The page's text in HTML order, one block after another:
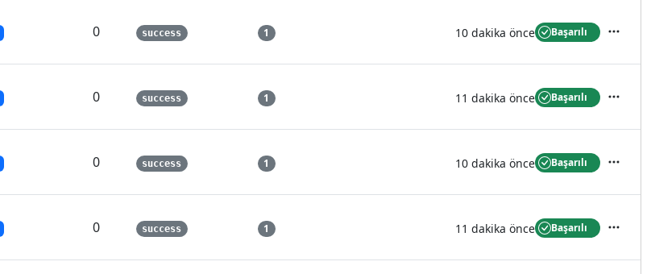
0 success 1 10 dakika önce Başarılı İşlemler
0 success 1 11 dakika önce Başarılı İşlemler
0 success 1 10 dakika önce Başarılı İşlemler
0 success 1 11 dakika önce Başarılı İşlemler